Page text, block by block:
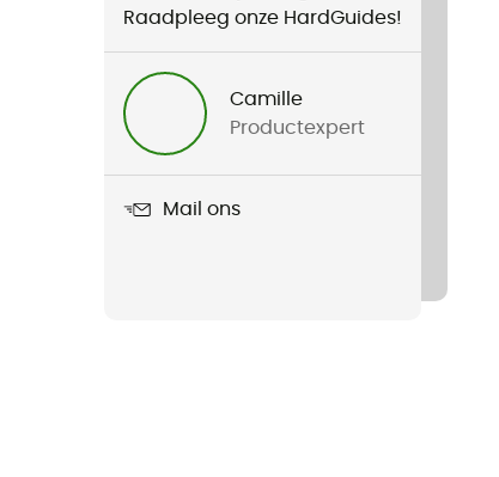
Raadpleeg onze HardGuides!
Camille
Productexpert
Mail ons